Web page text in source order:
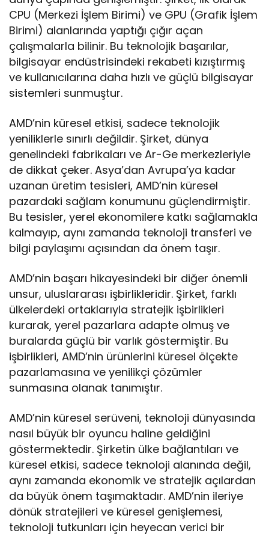
CPU (Merkezi İşlem Birimi) ve GPU (Grafik İşlem
Birimi) alanlarında yaptığı çığır açan
çalışmalarla bilinir. Bu teknolojik başarılar,
bilgisayar endüstrisindeki rekabeti kızıştırmış
ve kullanıcılarına daha hızlı ve güçlü bilgisayar
sistemleri sunmuştur.
AMD’nin küresel etkisi, sadece teknolojik
yeniliklerle sınırlı değildir. Şirket, dünya
genelindeki fabrikaları ve Ar-Ge merkezleriyle
de dikkat çeker. Asya’dan Avrupa’ya kadar
uzanan üretim tesisleri, AMD’nin küresel
pazardaki sağlam konumunu güçlendirmiştir.
Bu tesisler, yerel ekonomilere katkı sağlamakla
kalmayıp, aynı zamanda teknoloji transferi ve
bilgi paylaşımı açısından da önem taşır.
AMD’nin başarı hikayesindeki bir diğer önemli
unsur, uluslararası işbirlikleridir. Şirket, farklı
ülkelerdeki ortaklarıyla stratejik işbirlikleri
kurarak, yerel pazarlara adapte olmuş ve
buralarda güçlü bir varlık göstermiştir. Bu
işbirlikleri, AMD’nin ürünlerini küresel ölçekte
pazarlamasına ve yenilikçi çözümler
sunmasına olanak tanımıştır.
AMD’nin küresel serüveni, teknoloji dünyasında
nasıl büyük bir oyuncu haline geldiğini
göstermektedir. Şirketin ülke bağlantıları ve
küresel etkisi, sadece teknoloji alanında değil,
aynı zamanda ekonomik ve stratejik açılardan
da büyük önem taşımaktadır. AMD’nin ileriye
dönük stratejileri ve küresel genişlemesi,
teknoloji tutkunları için heyecan verici bir